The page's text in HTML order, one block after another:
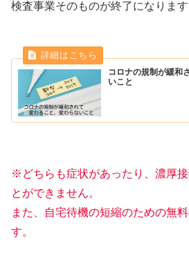
検査事業そのものが終了になります
コロナの規制が緩和
いこと
※どちらも症状があったり、濃厚
とができません。
また、自宅待機の短縮のための無
す。